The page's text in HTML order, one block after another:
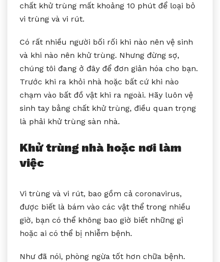
chất khử trùng mất khoảng 10 phút để loại bỏ
vi trùng và vi rút.
Có rất nhiều người bối rối khi nào nên vệ sinh
và khi nào nên khử trùng. Nhưng đừng sợ,
chúng tôi đang ở đây để đơn giản hóa cho bạn.
Trước khi ra khỏi nhà hoặc bất cứ khi nào
chạm vào bất đồ vật khi ra ngoài. Hãy luôn vệ
sinh tay bằng chất khử trùng, điều quan trọng
là phải khử trùng sàn nhà.
Khử trùng nhà hoặc nơi làm
việc
Vi trùng và vi rút, bao gồm cả coronavirus,
được biết là bám vào các vật thể trong nhiều
giờ, bạn có thể không bao giờ biết những gì
hoặc ai có thể bị nhiễm bệnh.
Như đã nói, phòng ngừa tốt hơn chữa bệnh.